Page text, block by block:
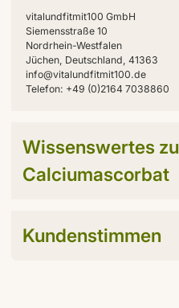
vitalundfitmit100 GmbH
Siemensstraße 10
Nordrhein-Westfalen
Jüchen, Deutschland, 41363
info@vitalundfitmit100.de
Telefon: +49 (0)2164 7038860
Wissenswertes zu
Calciumascorbat
Kundenstimmen